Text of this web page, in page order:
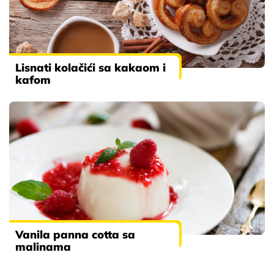
Lisnati kolačići sa kakaom i
kafom
Vanila panna cotta sa
malinama